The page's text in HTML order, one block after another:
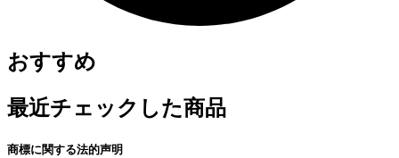
おすすめ
最近チェックした商品
商標に関する法的声明